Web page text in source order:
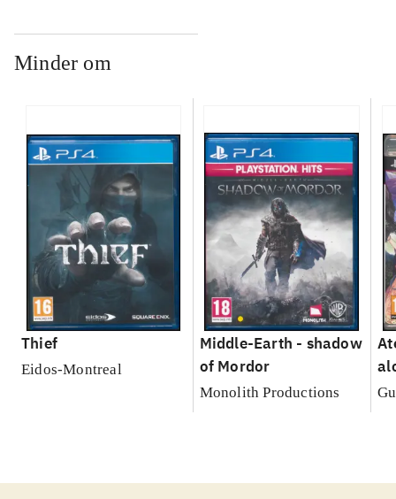
Minder om
Thief
Eidos-Montreal
Middle-Earth - shadow
of Mordor
Monolith Productions